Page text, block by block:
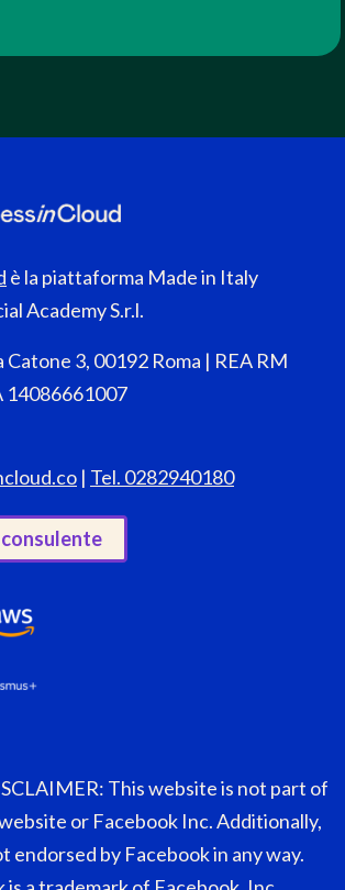
è la piattaforma Made in Italy
Academy S.r.l.
Catone 3, 00192 Roma | REA RM
14086661007
| Tel. 0282940180
consulente
This website is not part of
or Facebook Inc. Additionally,
endorsed by Facebook in any way.